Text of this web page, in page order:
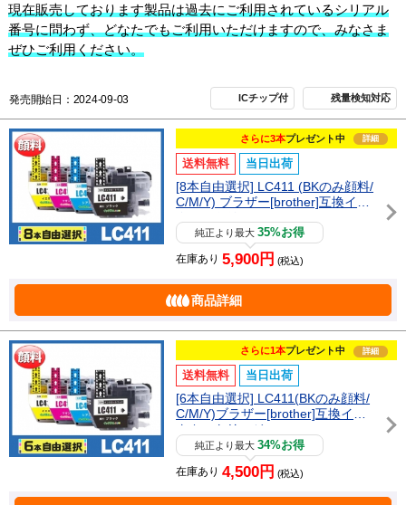
現在販売しております製品は過去にご利用されているシリアル
番号に問わず、どなたでもご利用いただけますので、みなさま
ぜひご利用ください。
発売開始日：2024-09-03 ICチップ付 残量検知対応
さらに3本プレゼント中 詳細
送料無料 当日出荷
[8本自由選択] LC411 (BKのみ顔料/
C/M/Y) ブラザー[brother]互換イン
純正より最大35%お得
在庫あり 5,900円 (税込)
商品詳細
さらに1本プレゼント中 詳細
送料無料 当日出荷
[6本自由選択] LC411(BKのみ顔料/
C/M/Y)ブラザー[brother]互換イン
クカートリッジ
純正より最大34%お得
在庫あり 4,500円 (税込)